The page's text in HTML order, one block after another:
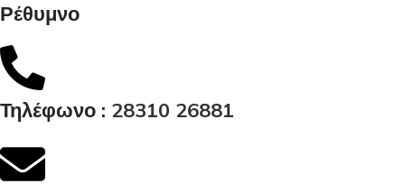
Ρέθυμνο
Τηλέφωνο : 28310 26881